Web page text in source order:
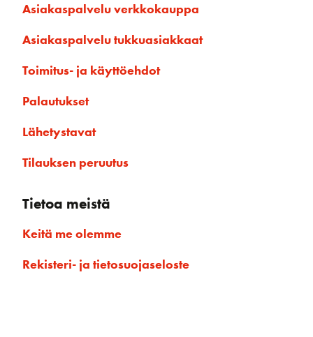
Asiakaspalvelu verkkokauppa
Asiakaspalvelu tukkuasiakkaat
Toimitus- ja käyttöehdot
Palautukset
Lähetystavat
Tilauksen peruutus
Tietoa meistä
Keitä me olemme
Rekisteri- ja tietosuojaseloste